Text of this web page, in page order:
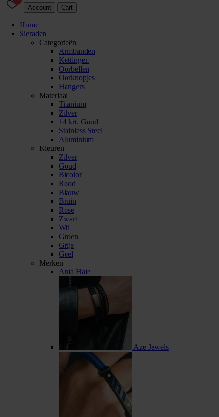
Account Cart
Home
Sieraden
Categorieën
Armbanden
Kettingen
Oorbellen
Oorknopjes
Hangers
Materiaal
Titanium
Zilver
14 krt. Goud
Stainless Steel
Aluminium
Kleuren
Zilver
Goud
Bicolor
Rood
Blauw
Bruin
Rose
Zwart
Wit
Groen
Grijs
Geel
Merken
Ania Haie
Aze Jewels